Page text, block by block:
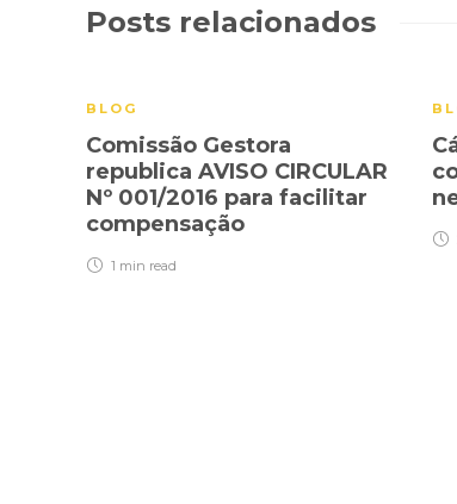
Posts relacionados
BLOG
Comissão Gestora
republica AVISO CIRCULAR
Nº 001/2016 para facilitar
compensação
1 min read